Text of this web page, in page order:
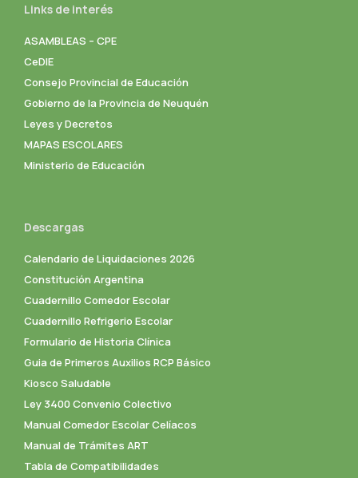
Links de interés
ASAMBLEAS – CPE
CeDIE
Consejo Provincial de Educación
Gobierno de la Provincia de Neuquén
Leyes y Decretos
MAPAS ESCOLARES
Ministerio de Educación
Descargas
Calendario de Liquidaciones 2026
Constitución Argentina
Cuadernillo Comedor Escolar
Cuadernillo Refrigerio Escolar
Formulario de Historia Clínica
Guia de Primeros Auxilios RCP Básico
Kiosco Saludable
Ley 3400 Convenio Colectivo
Manual Comedor Escolar Celíacos
Manual de Trámites ART
Tabla de Compatibilidades